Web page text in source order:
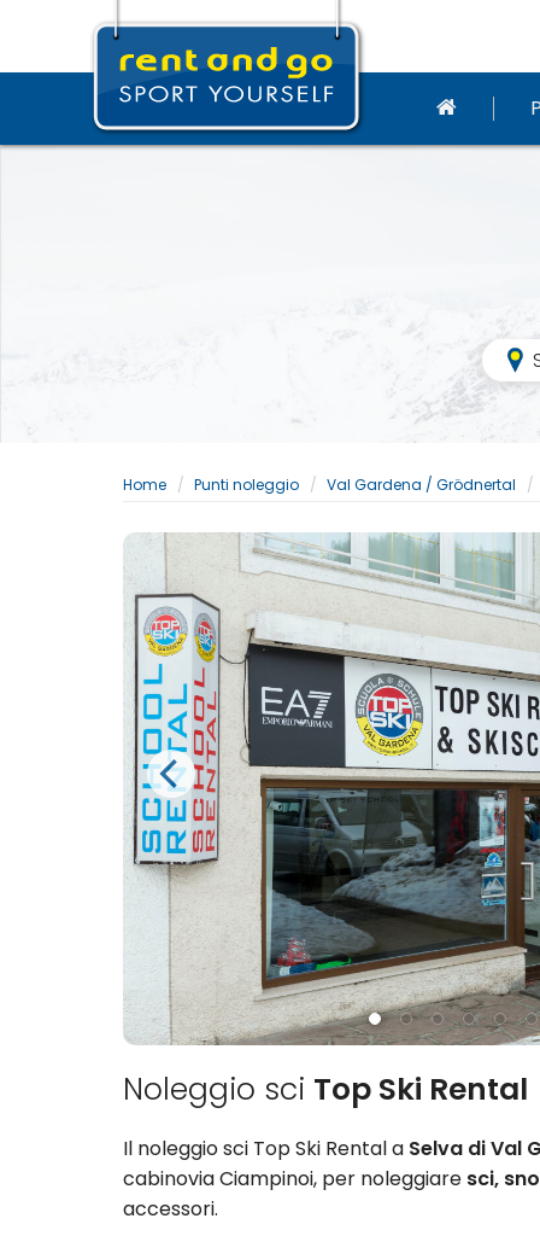
Home Punti noleggio Val Gardena / Grödnertal
Noleggio sci Top Ski Rental
Il noleggio sci Top Ski Rental a Selva di Val
cabinovia Ciampinoi, per noleggiare sci,
accessori.